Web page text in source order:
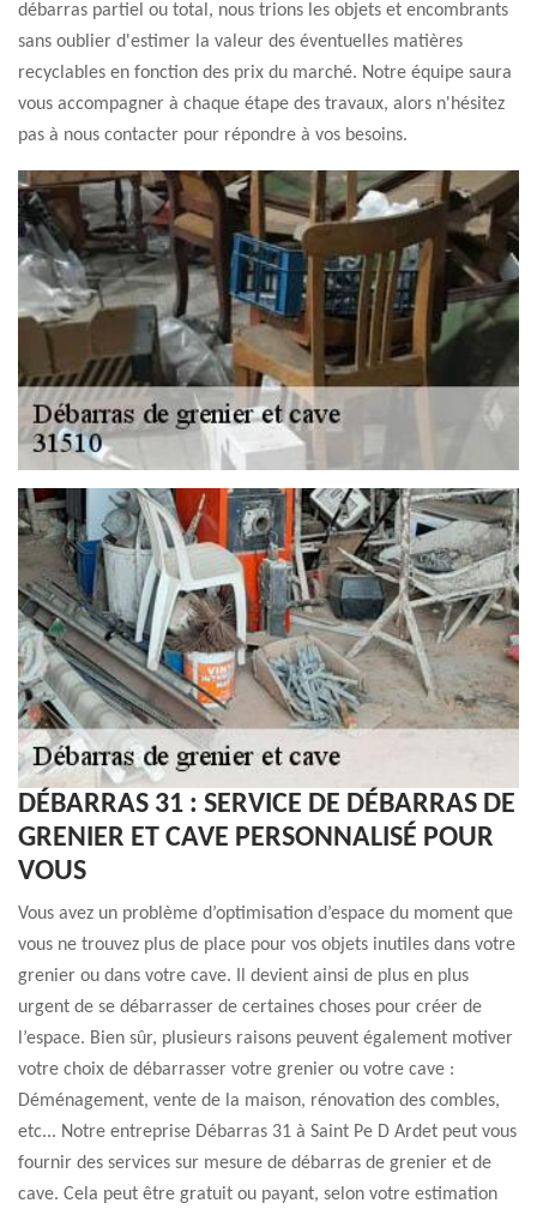
débarras partiel ou total, nous trions les objets et encombrants
sans oublier d'estimer la valeur des éventuelles matières
recyclables en fonction des prix du marché. Notre équipe saura
vous accompagner à chaque étape des travaux, alors n'hésitez
pas à nous contacter pour répondre à vos besoins.
DÉBARRAS 31 : SERVICE DE DÉBARRAS DE
GRENIER ET CAVE PERSONNALISÉ POUR
VOUS
Vous avez un problème d’optimisation d’espace du moment que
vous ne trouvez plus de place pour vos objets inutiles dans votre
grenier ou dans votre cave. Il devient ainsi de plus en plus
urgent de se débarrasser de certaines choses pour créer de
l’espace. Bien sûr, plusieurs raisons peuvent également motiver
votre choix de débarrasser votre grenier ou votre cave :
Déménagement, vente de la maison, rénovation des combles,
etc... Notre entreprise Débarras 31 à Saint Pe D Ardet peut vous
fournir des services sur mesure de débarras de grenier et de
cave. Cela peut être gratuit ou payant, selon votre estimation